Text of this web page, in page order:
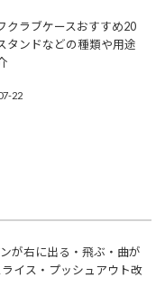
クラブケースおすすめ20
タンドなどの種類や用途
22
ンが右に出る・飛ぶ・曲が
イス・プッシュアウト改